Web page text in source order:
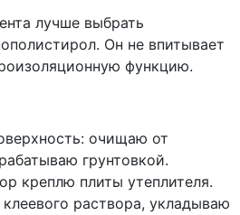
лучше выбрать
Он не впитывает
функцию.
очищаю от
грунтовкой.
креплю плиты утеплителя.
раствора, укладываю